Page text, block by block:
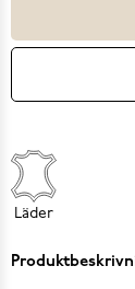
Läder